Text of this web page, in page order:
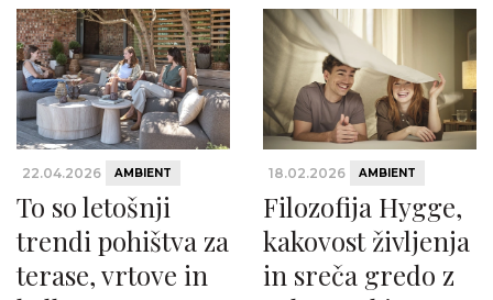
22.04.2026 AMBIENT
To so letošnji
trendi pohištva za
terase, vrtove in
18.02.2026 AMBIENT
Filozofija Hygge,
kakovost življenja
in sreča gredo z